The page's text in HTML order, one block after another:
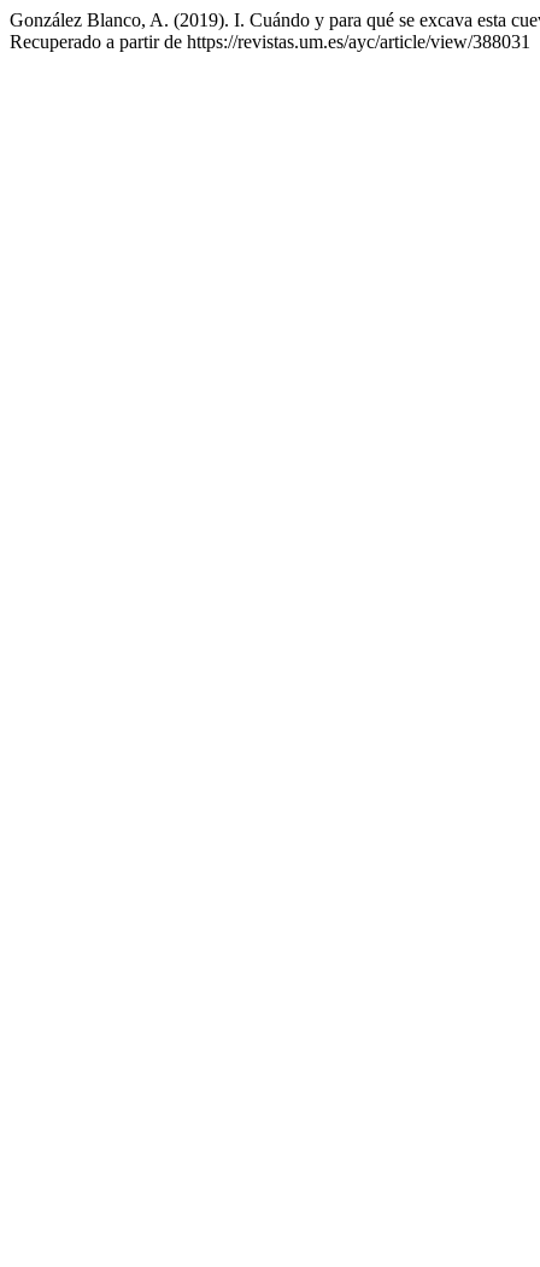
González Blanco, A. (2019). I. Cuándo y para qué se excava esta
Recuperado a partir de https://revistas.um.es/ayc/article/view/388031